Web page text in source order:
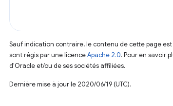
Sauf indication contraire, le contenu de cette page
sont régis par une licenceApache 2.0. Pour en savoir
d'Oracle et/ou de ses sociétés affiliées.
Dernière mise à jour le 2020/06/19 (UTC).